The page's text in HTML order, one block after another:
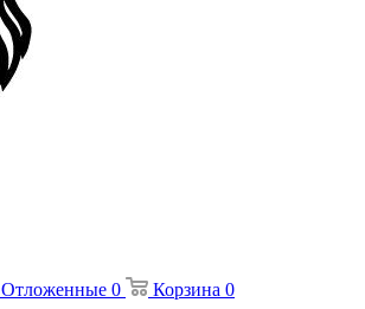
Отложенные 0 Корзина 0